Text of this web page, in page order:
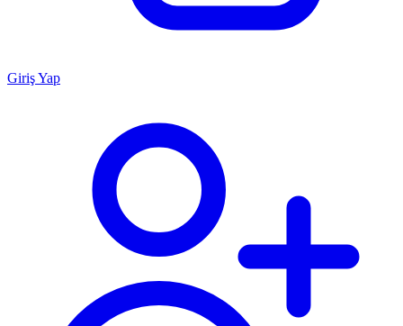
Giriş Yap